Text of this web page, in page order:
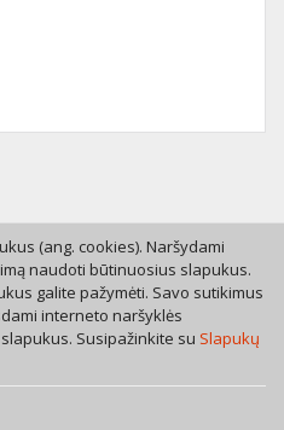
Vilnius
sutartis
(ang. cookies). Naršydami
naudoti būtinuosius slapukus.
galite pažymėti. Savo sutikimus
interneto naršyklės
Susipažinkite su Slapukų